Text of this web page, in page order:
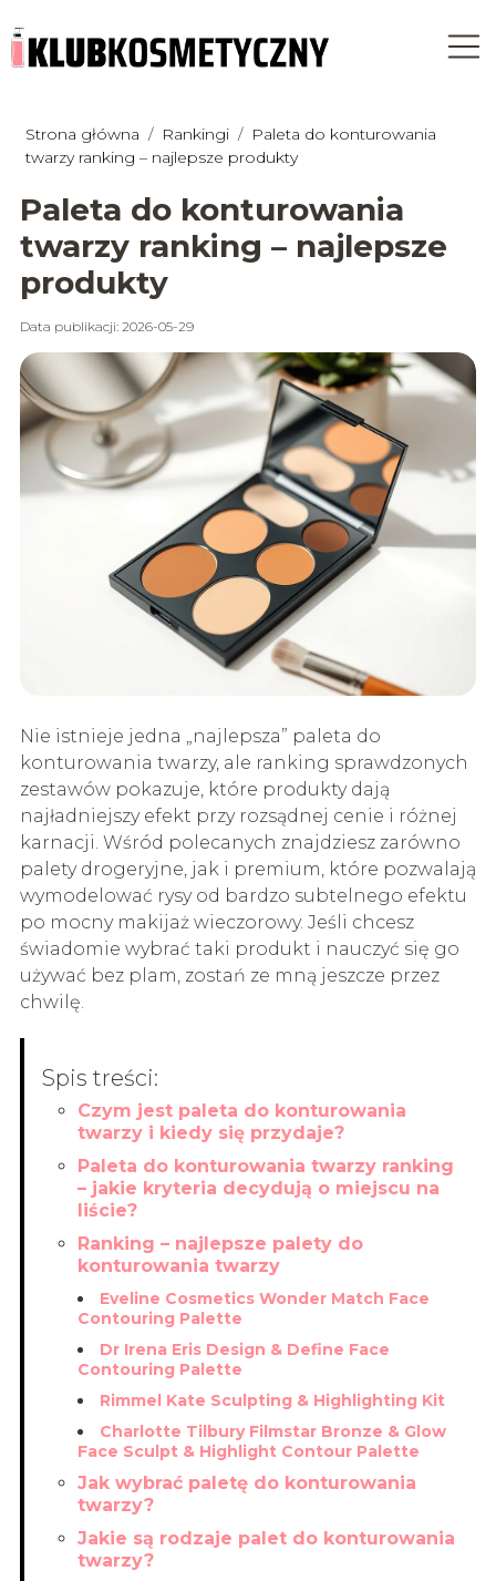
Strona główna / Rankingi / Paleta do konturowania
twarzy ranking – najlepsze produkty
Paleta do konturowania
twarzy ranking – najlepsze
produkty
Data publikacji: 2026-05-29
Nie istnieje jedna „najlepsza” paleta do
konturowania twarzy, ale ranking sprawdzonych
zestawów pokazuje, które produkty dają
najładniejszy efekt przy rozsądnej cenie i różnej
karnacji. Wśród polecanych znajdziesz zarówno
palety drogeryjne, jak i premium, które pozwalają
wymodelować rysy od bardzo subtelnego efektu
po mocny makijaż wieczorowy. Jeśli chcesz
świadomie wybrać taki produkt i nauczyć się go
używać bez plam, zostań ze mną jeszcze przez
chwilę.
Spis treści:
Czym jest paleta do konturowania
twarzy i kiedy się przydaje?
Paleta do konturowania twarzy ranking
– jakie kryteria decydują o miejscu na
liście?
Ranking – najlepsze palety do
konturowania twarzy
Eveline Cosmetics Wonder Match Face
Contouring Palette
Dr Irena Eris Design & Define Face
Contouring Palette
Rimmel Kate Sculpting & Highlighting Kit
Charlotte Tilbury Filmstar Bronze & Glow
Face Sculpt & Highlight Contour Palette
Jak wybrać paletę do konturowania
twarzy?
Jakie są rodzaje palet do konturowania
twarzy?